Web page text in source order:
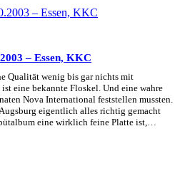
– Essen, KKC
Qualität wenig bis gar nichts mit
eine bekannte Floskel. Und eine wahre
Nova International feststellen mussten.
eigentlich alles richtig gemacht
eine wirklich feine Platte ist,…